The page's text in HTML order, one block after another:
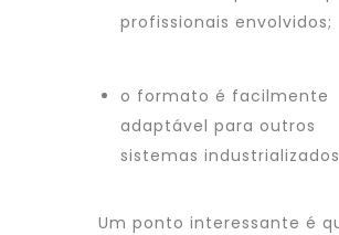
profissionais envolvidos;
o formato é facilmente
adaptável para outros
sistemas
Um ponto interessante é